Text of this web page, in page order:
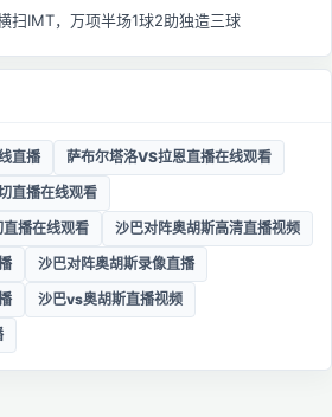
扫IMT，万项半场1球2助独造三球
直播
萨布尔塔洛VS拉恩直播在线观看
直播在线观看
播在线观看
沙巴对阵奥胡斯高清直播视频
沙巴对阵奥胡斯录像直播
沙巴vs奥胡斯直播视频